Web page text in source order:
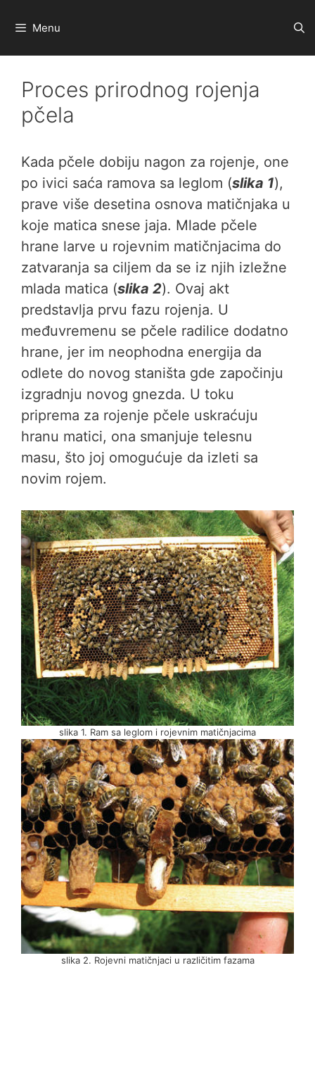
Menu
Proces prirodnog rojenja
pčela
Kada pčele dobiju nagon za rojenje, one
po ivici saća ramova sa leglom (slika 1),
prave više desetina osnova matičnjaka u
koje matica snese jaja. Mlade pčele
hrane larve u rojevnim matičnjacima do
zatvaranja sa ciljem da se iz njih izležne
mlada matica (slika 2). Ovaj akt
predstavlja prvu fazu rojenja. U
međuvremenu se pčele radilice dodatno
hrane, jer im neophodna energija da
odlete do novog staništa gde započinju
izgradnju novog gnezda. U toku
priprema za rojenje pčele uskraćuju
hranu matici, ona smanjuje telesnu
masu, što joj omogućuje da izleti sa
novim rojem.
slika 1. Ram sa leglom i rojevnim matičnjacima
slika 2. Rojevni matičnjaci u različitim fazama